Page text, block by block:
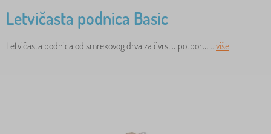
Letvičasta podnica Basic
Letvičasta podnica od smrekovog drva za čvrstu potporu. .. više